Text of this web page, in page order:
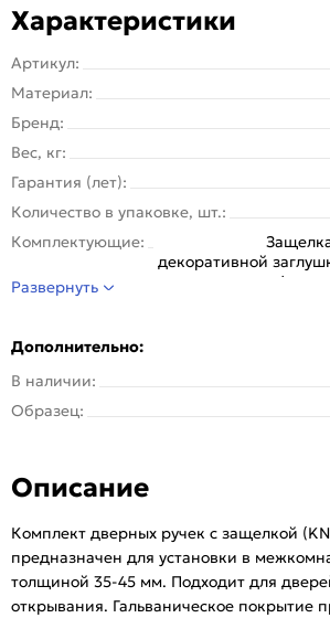
Характеристики
Артикул:
Материал:
Бренд:
Вес, кг:
Гарантия (лет):
Количество в упаковке, шт.:
Комплектующие:
декоративной
крепежная
Стиль:
Страна происхождения:
Тип розетки:
Развернуть
Дополнительно:
В наличии:
Образец:
Описание
Комплект дверных ручек с защелкой
предназначен для установки в
толщиной 35-45 мм. Подходит для
открывания. Гальваническое покрытие